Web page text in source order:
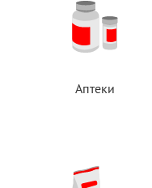
Аптеки